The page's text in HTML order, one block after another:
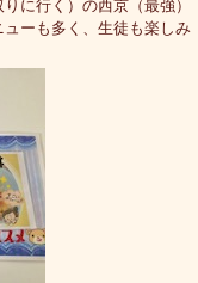
に行く）の西京（最強）
ーも多く、生徒も楽しみ